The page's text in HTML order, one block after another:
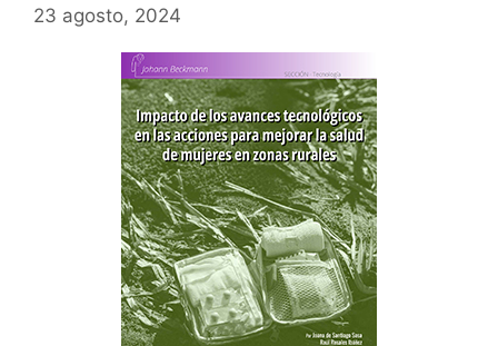
23 agosto, 2024